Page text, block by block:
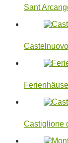
Sant
Castiglione